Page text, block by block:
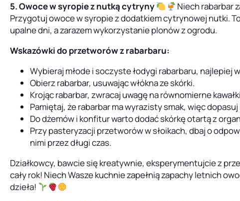
5. Owoce w syropie z nutką cytryny
Niech rabarbar
Przygotuj owoce w syropie z dodatkiem cytrynowej nutki.
upalne dni, a zarazem wykorzystanie plonów z ogrodu.
Wskazówki do przetworów z rabarbaru:
Wybieraj młode i soczyste łodygi rabarbaru, najlepiej
Obierz rabarbar, usuwając włókna ze skórki.
Krojąc rabarbar, zwracaj uwagę na równomierne
Pamiętaj, że rabarbar ma wyrazisty smak, więc
Do dżemów i konfitur warto dodać skórkę otartą z
Przy pasteryzacji przetworów w słoikach, dbaj o
nimi przez długi czas.
Działkowcy, bawcie się kreatywnie, eksperymentujcie z
cały rok! Niech Wasze kuchnie zapełnią zapachy letnich
dzieła!